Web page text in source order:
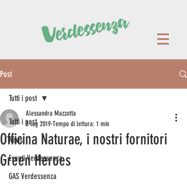
Post
Tutti i post
News
Eventi Verdessenza
GAS Verdessenza
Tutti i post
Officina Naturae, i nostri fornitori
Green Heroes
Alessandra Mazzotta
3 lug 2019 Tempo di lettura: 1 min